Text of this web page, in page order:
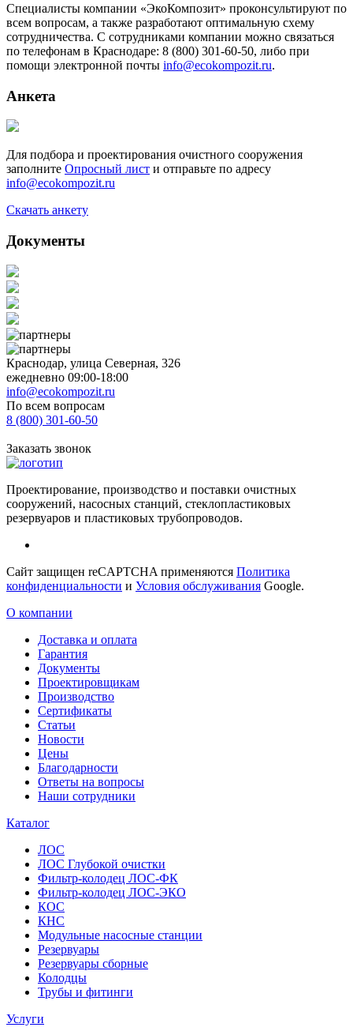
Специалисты компании «ЭкоКомпозит» проконсультируют по
всем вопросам, а также разработают оптимальную схему
сотрудничества. С сотрудниками компании можно связаться
по телефонам в Краснодаре: 8 (800) 301-60-50, либо при
помощи электронной почты info@ecokompozit.ru.
Анкета
Для подбора и проектирования очистного сооружения
заполните Опросный лист и отправьте по адресу
info@ecokompozit.ru
Скачать анкету
Документы
Краснодар, улица Северная, 326
ежедневно 09:00-18:00
info@ecokompozit.ru
По всем вопросам
8 (800) 301-60-50
Заказать звонок
Проектирование, производство и поставки очистных
сооружений, насосных станций, стеклопластиковых
резервуаров и пластиковых трубопроводов.
Сайт защищен reCAPTCHA применяются Политика
конфиденциальности и Условия обслуживания Google.
О компании
Доставка и оплата
Гарантия
Документы
Проектировщикам
Производство
Сертификаты
Статьи
Новости
Цены
Благодарности
Ответы на вопросы
Наши сотрудники
Каталог
ЛОС
ЛОС Глубокой очистки
Фильтр-колодец ЛОС-ФК
Фильтр-колодец ЛОС-ЭКО
КОС
КНС
Модульные насосные станции
Резервуары
Резервуары сборные
Колодцы
Трубы и фитинги
Услуги